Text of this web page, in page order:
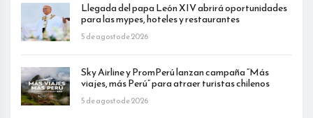
Llegada del papa León XIV abrirá oportunidades
para las mypes, hoteles y restaurantes
5 de agosto de 2026
Sky Airline y PromPerú lanzan campaña “Más
viajes, más Perú” para atraer turistas chilenos
5 de agosto de 2026